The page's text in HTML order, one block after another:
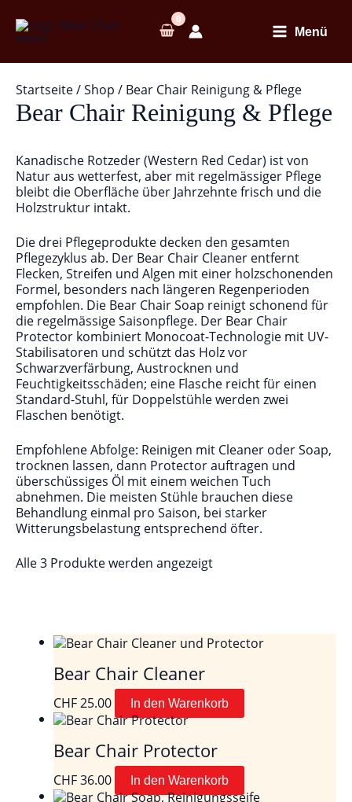
Inhalt
springen
Menü
Startseite/Shop / Bear Chair Reinigung & Pflege
Bear Chair Reinigung & Pflege
Kanadische Rotzeder (Western Red Cedar) ist von
Natur aus wetterfest, aber mit regelmässiger Pflege
bleibt die Oberfläche über Jahrzehnte frisch und die
Holzstruktur intakt.
Die drei Pflegeprodukte decken den gesamten
Pflegezyklus ab. Der Bear Chair Cleaner entfernt
Flecken, Streifen und Algen mit einer holzschonenden
Formel, besonders nach längeren Regenperioden
empfohlen. Die Bear Chair Soap reinigt schonend für
die regelmässige Saisonpflege. Der Bear Chair
Protector kombiniert Monocoat-Technologie mit UV-
Stabilisatoren und schützt das Holz vor
Schwarzverfärbung, Austrocknen und
Feuchtigkeitsschäden; eine Flasche reicht für einen
Standard-Stuhl, für Doppelstühle werden zwei
Flaschen benötigt.
Empfohlene Abfolge: Reinigen mit Cleaner oder Soap,
trocknen lassen, dann Protector auftragen und
überschüssiges Öl mit einem weichen Tuch
abnehmen. Die meisten Stühle brauchen diese
Behandlung einmal pro Saison, bei starker
Witterungsbelastung entsprechend öfter.
Alle 3 Produkte werden angezeigt
Bear Chair Cleaner
CHF25.00 In den Warenkorb
Bear Chair Protector
CHF36.00 In den Warenkorb